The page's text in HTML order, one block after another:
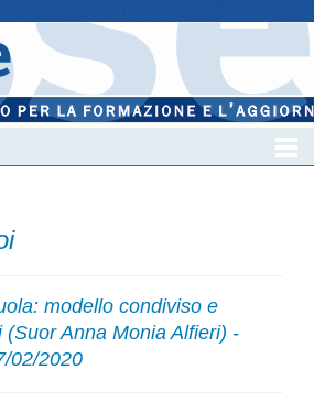
modello condiviso e
(Suor Anna Monia Alfieri) -
02/2020